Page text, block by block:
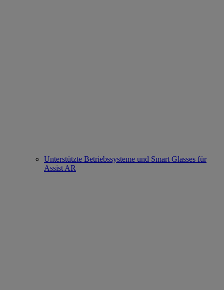
Unterstützte Betriebssysteme und Smart Glasses für
Assist AR